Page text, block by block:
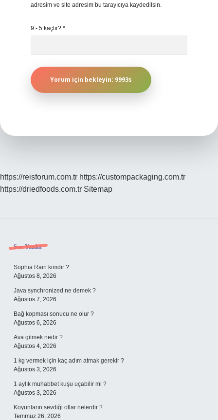
adresim ve site adresim bu tarayıcıya kaydedilsin.
9 - 5 kaçtır? *
https://reisforum.com.tr https://custompackaging.com.tr
https://driedfoods.com.tr Sitemap
Sidebar
Son Yazılar
Sophia Rain kimdir ?
Ağustos 8, 2026
Java synchronized ne demek ?
Ağustos 7, 2026
Bağ kopması sonucu ne olur ?
Ağustos 6, 2026
Ava gitmek nedir ?
Ağustos 4, 2026
1 kg vermek için kaç adım atmak gerekir ?
Ağustos 3, 2026
1 aylık muhabbet kuşu uçabilir mi ?
Ağustos 3, 2026
Koyunların sevdiği otlar nelerdir ?
Temmuz 26, 2026